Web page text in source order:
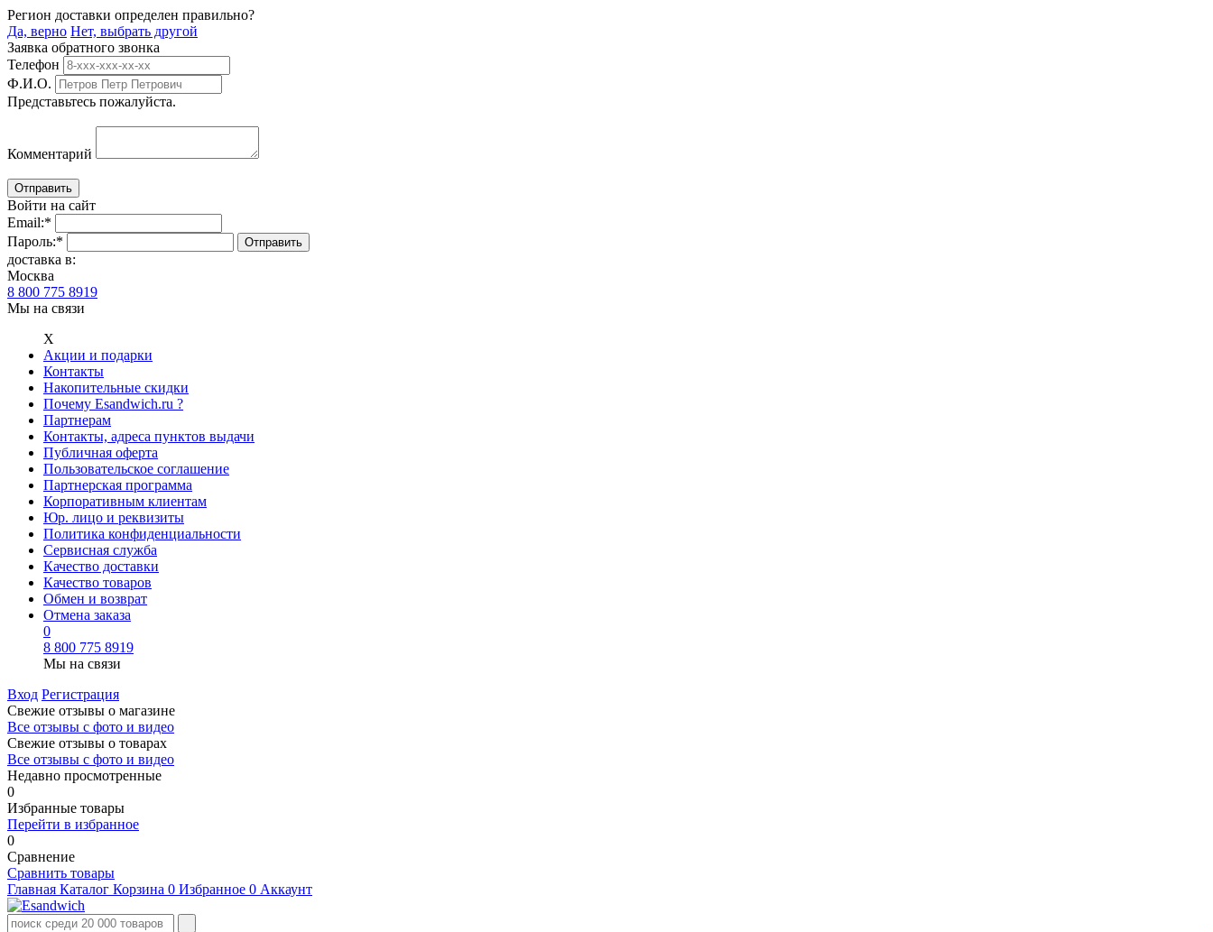
Регион доставки определен правильно?
Да, верно Нет, выбрать другой
Заявка обратного звонка
Телефон
Ф.И.О.
Представьтесь пожалуйста.
Комментарий
Войти на сайт
Email:*
Пароль:*
доставка в:
Москва
8 800 775 8919
Мы на связи
Х
Акции и подарки
Контакты
Накопительные скидки
Почему Esandwich.ru ?
Партнерам
Контакты, адреса пунктов выдачи
Публичная оферта
Пользовательское соглашение
Партнерская программа
Корпоративным клиентам
Юр. лицо и реквизиты
Политика конфиденциальности
Сервисная служба
Качество доставки
Качество товаров
Обмен и возврат
Отмена заказа
0
8 800 775 8919
Мы на связи
Вход Регистрация
Свежие отзывы о магазине
Все отзывы с фото и видео
Свежие отзывы о товарах
Все отзывы c фото и видео
Недавно просмотренные
0
Избранные товары
Перейти в избранное
0
Сравнение
Сравнить товары
Главная Каталог Корзина 0 Избранное 0 Аккаунт